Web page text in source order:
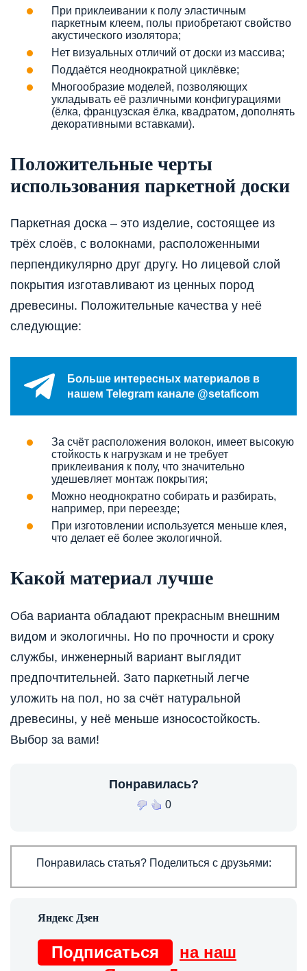
При приклеивании к полу эластичным
паркетным клеем, полы приобретают свойство
акустического изолятора;
Нет визуальных отличий от доски из массива;
Поддаётся неоднократной циклёвке;
Многообразие моделей, позволяющих
укладывать её различными конфигурациями
(ёлка, французская ёлка, квадратом, дополнять
декоративными вставками).
Положительные черты
использования паркетной доски
Паркетная доска – это изделие, состоящее из
трёх слоёв, с волокнами, расположенными
перпендикулярно друг другу. Но лицевой слой
покрытия изготавливают из ценных пород
древесины. Положительные качества у неё
следующие:
Больше интересных материалов в
нашем Telegram канале @setaficom
За счёт расположения волокон, имеет высокую
стойкость к нагрузкам и не требует
приклеивания к полу, что значительно
удешевляет монтаж покрытия;
Можно неоднократно собирать и разбирать,
например, при переезде;
При изготовлении используется меньше клея,
что делает её более экологичной.
Какой материал лучше
Оба варианта обладают прекрасным внешним
видом и экологичны. Но по прочности и сроку
службы, инженерный вариант выглядит
предпочтительней. Зато паркетный легче
уложить на пол, но за счёт натуральной
древесины, у неё меньше износостойкость.
Выбор за вами!
Понравилась?
0
Понравилась статья? Поделиться с друзьями:
Подписаться
на наш